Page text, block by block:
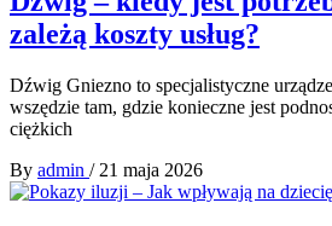
zależą koszty usług?
Dźwig Gniezno to specjalistyczne
wszędzie tam, gdzie konieczne jest
ciężkich
By admin / 21 maja 2026